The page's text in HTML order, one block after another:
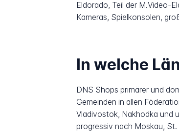
Eldorado, Teil der M.Video-
Kameras, Spielkonsolen,
In welche
DNS Shops primärer und
Gemeinden in allen
Vladivostok, Nakhodka und
progressiv nach Moskau,